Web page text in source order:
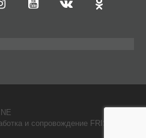
и сопровождение FRISH & С